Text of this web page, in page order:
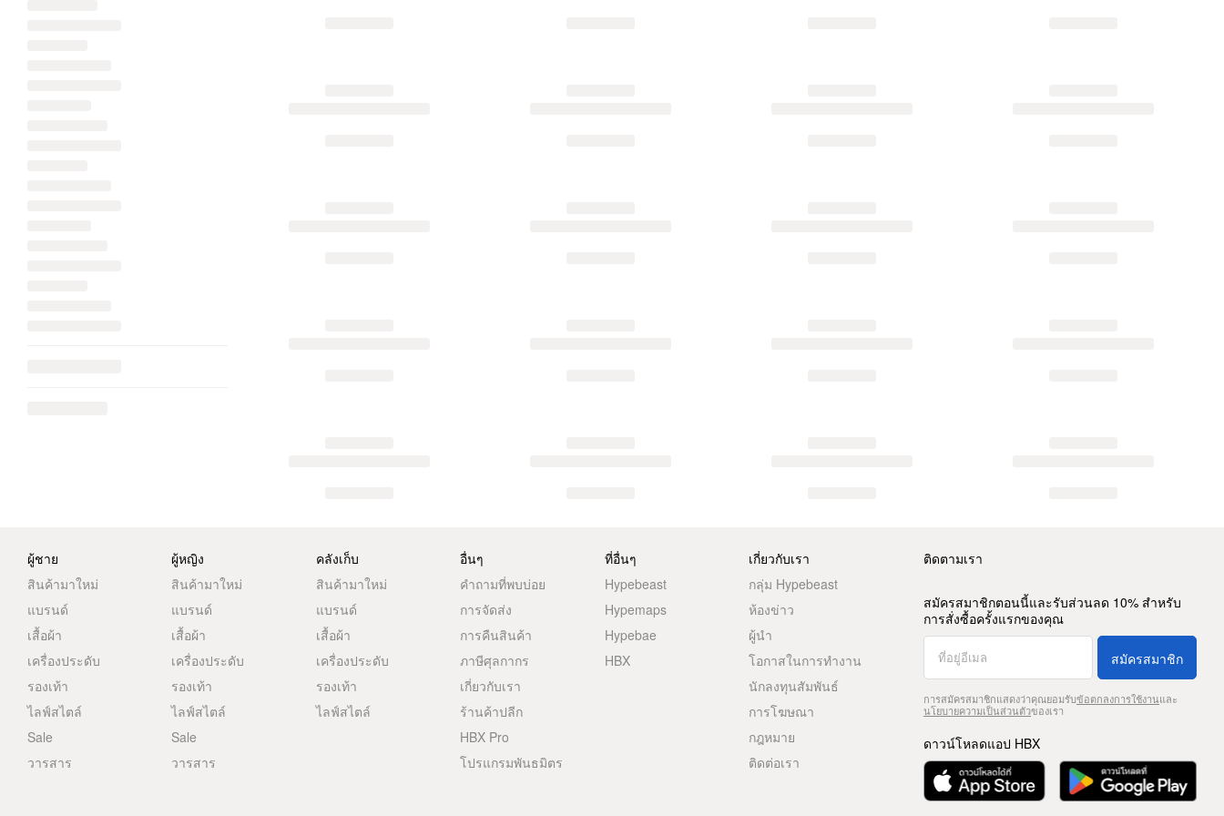
ผู้ชาย
สินค้ามาใหม่
แบรนด์
เสื้อผ้า
เครื่องประดับ
รองเท้า
ไลฟ์สไตล์
Sale
วารสาร
ผู้หญิง
สินค้ามาใหม่
แบรนด์
เสื้อผ้า
เครื่องประดับ
รองเท้า
ไลฟ์สไตล์
Sale
วารสาร
คลังเก็บ
สินค้ามาใหม่
แบรนด์
เสื้อผ้า
เครื่องประดับ
รองเท้า
ไลฟ์สไตล์
อื่นๆ
คำถามที่พบบ่อย
การจัดส่ง
การคืนสินค้า
ภาษีศุลกากร
เกี่ยวกับเรา
ร้านค้าปลีก
HBX Pro
โปรแกรมพันธมิตร
ที่อื่นๆ
Hypebeast
Hypemaps
Hypebae
HBX
เกี่ยวกับเรา
กลุ่ม Hypebeast
ห้องข่าว
ผู้นำ
โอกาสในการทำงาน
นักลงทุนสัมพันธ์
การโฆษณา
กฎหมาย
ติดต่อเรา
ติดตามเรา
สมัครสมาชิกตอนนี้และรับส่วนลด 10% สำหรับ
การสั่งซื้อครั้งแรกของคุณ
สมัครสมาชิก
การสมัครสมาชิกแสดงว่าคุณยอมรับข้อตกลงการใช้งานและ
นโยบายความเป็นส่วนตัวของเรา
ดาวน์โหลดแอป HBX